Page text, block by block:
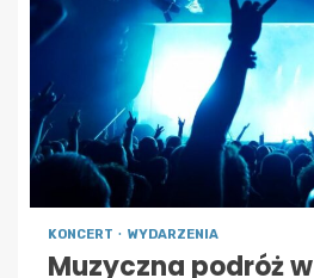
KONCERT WYDARZENIA
Muzyczna podróż